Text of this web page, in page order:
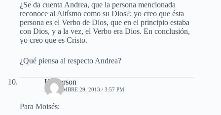
¿Se da cuenta Andrea, que la persona mencionada
reconoce al Altísmo como su Dios?; yo creo que ésta
persona es el Verbo de Dios, que en el principio estaba
con Dios, y a la vez, el Verbo era Dios. En conclusión,
yo creo que es Cristo.
¿Qué piensa al respecto Andrea?
Hectorson
SEPTIEMBRE 29, 2013 / 3:57 PM
Para Moisés: